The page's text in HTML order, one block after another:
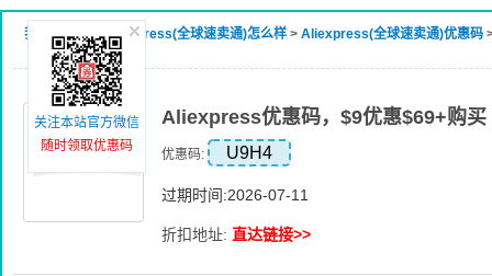
我要领券网 >Aliexpress(全球速卖通)怎么样 > Aliexpress(全球速卖通)优惠码
Aliexpress优惠码，$9优惠$69+购买
优惠码: U9H4
过期时间:2026-07-11
折扣地址: 直达链接>>
关注本站官方微信
随时领取优惠码